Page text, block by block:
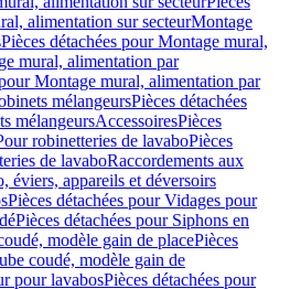
alimentation sur secteurMontage
Pièces détachées pour Montage mural,
mural, alimentation par
Montage mural, alimentation par
mélangeursPièces détachées
mélangeursAccessoiresPièces
robinetteries de lavaboPièces
de lavaboRaccordements aux
éviers, appareils et déversoirs
Pièces détachées pour Vidages pour
Pièces détachées pour Siphons en
modèle gain de placePièces
coudé, modèle gain de
pour lavabosPièces détachées pour